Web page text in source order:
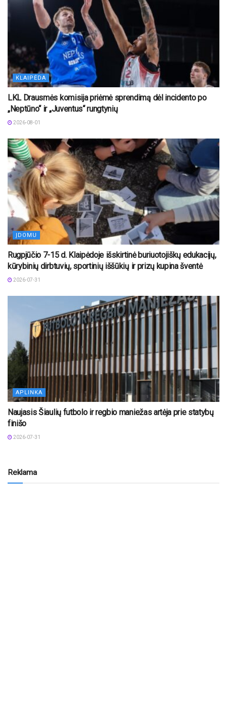
KLAIPĖDA
LKL Drausmės komisija priėmė sprendimą dėl incidento po
„Neptūno“ ir „Juventus“ rungtynių
2026-08-01
ĮDOMU
Rugpjūčio 7-15 d. Klaipėdoje išskirtinė buriuotojiškų edukacijų,
kūrybinių dirbtuvių, sportinių iššūkių ir prizų kupina šventė
2026-07-31
APLINKA
Naujasis Šiaulių futbolo ir regbio maniežas artėja prie statybų
finišo
2026-07-31
Reklama